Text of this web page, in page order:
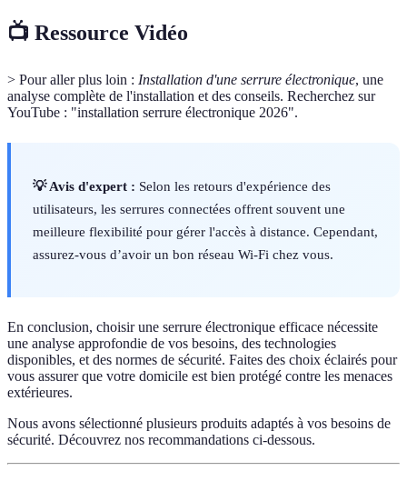
📺 Ressource Vidéo
> Pour aller plus loin : Installation d'une serrure électronique, une
analyse complète de l'installation et des conseils. Recherchez sur
YouTube : "installation serrure électronique 2026".
💡 Avis d'expert : Selon les retours d'expérience des
utilisateurs, les serrures connectées offrent souvent une
meilleure flexibilité pour gérer l'accès à distance. Cependant,
assurez-vous d’avoir un bon réseau Wi-Fi chez vous.
En conclusion, choisir une serrure électronique efficace nécessite
une analyse approfondie de vos besoins, des technologies
disponibles, et des normes de sécurité. Faites des choix éclairés pour
vous assurer que votre domicile est bien protégé contre les menaces
extérieures.
Nous avons sélectionné plusieurs produits adaptés à vos besoins de
sécurité. Découvrez nos recommandations ci-dessous.